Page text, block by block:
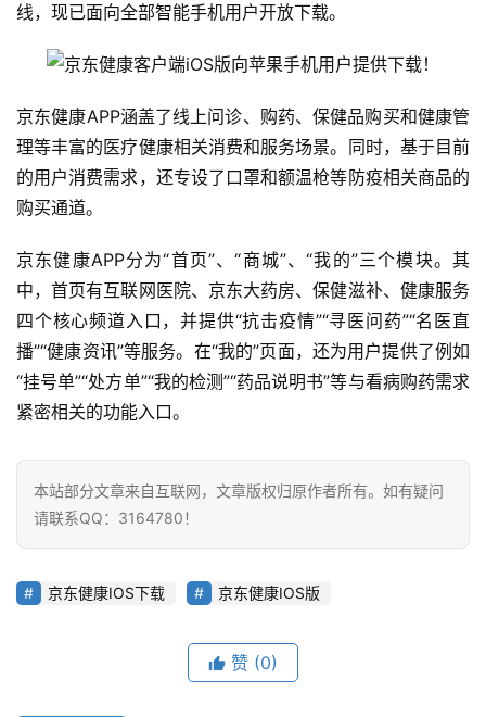
首
页
界
线，现已面向全部智能手机用户开放下载。
京东健康APP涵盖了线上问诊、购药、保健品购买和健康管
理等丰富的医疗健康相关消费和服务场景。同时，基于目前
的用户消费需求，还专设了口罩和额温枪等防疫相关商品的
购买通道。
京东健康APP分为“首页”、“商城”、“我的”三个模块。其
中，首页有互联网医院、京东大药房、保健滋补、健康服务
四个核心频道入口，并提供“抗击疫情”“寻医问药”“名医直
播”“健康资讯”等服务。在“我的”页面，还为用户提供了例如
“挂号单”“处方单”“我的检测”“药品说明书”等与看病购药需求
紧密相关的功能入口。
本站部分文章来自互联网，文章版权归原作者所有。如有疑问
请联系QQ：3164780！
京东健康IOS下载 京东健康IOS版
赞 (0)